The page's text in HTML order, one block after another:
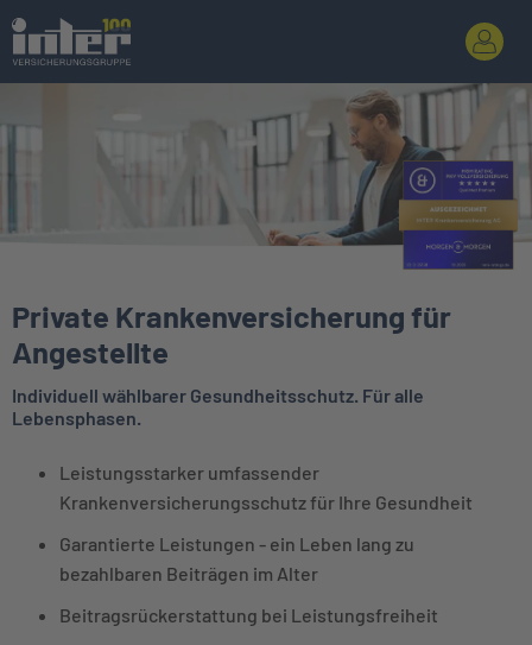
Private Krankenversicherung für
Angestellte
Individuell wählbarer Gesundheitsschutz. Für alle
Lebensphasen.
Leistungsstarker umfassender
Krankenversicherungsschutz für Ihre Gesundheit
Garantierte Leistungen - ein Leben lang zu
bezahlbaren Beiträgen im Alter
Beitragsrückerstattung bei Leistungsfreiheit